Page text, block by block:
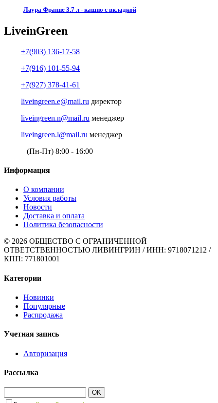
Лаура Фраппе 3.7 л - кашпо с вкладкой
LiveinGreen
+7(903) 136-17-58
+7(916) 101-55-94
+7(927) 378-41-61
liveingreen.e@mail.ru директор
liveingreen.n@mail.ru менеджер
liveingreen.l@mail.ru менеджер
(Пн-Пт) 8:00 - 16:00
Информация
О компании
Условия работы
Новости
Доставка и оплата
Политика безопасности
© 2026 ОБЩЕСТВО С ОГРАНИЧЕННОЙ
ОТВЕТСТВЕННОСТЬЮ ЛИВИНГРИН / ИНН: 9718071212 /
КПП: 771801001
Категории
Новинки
Популярные
Распродажа
Учетная запись
Авторизация
Рассылка
OK